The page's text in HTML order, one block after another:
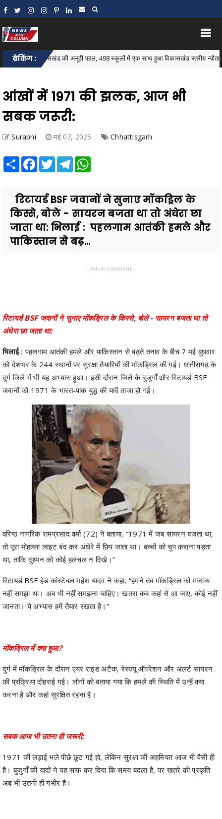
ब्रेकिंग :
विकासखंड की अनूठी पहल, 498 स्कूलों में एक साथ हुआ विकासखंड स्तरीय न्यौता भोज
आंखों में 1971 की झलक, आज भी
सबक जरूरी:
Surabhi मई 07, 2025 Chhattisgarh
Share Facebook
TwitterTelegram
रिटायर्ड BSF जवानों ने सुनाए मॉकड्रिल के
किस्से, बोले - सायरन बजता था तो अंधेरा छा
जाता था: भिलाई : पहलगाम आतंकी हमले और
पाकिस्तान से बढ़...
- Advertisement -
रिटायर्ड BSF जवानों ने सुनाए मॉकड्रिल के किस्से, बोले - सायरन बजता था तो
अंधेरा छा जाता था:
भिलाई :पहलगाम आतंकी हमले और पाकिस्तान से बढ़ते तनाव के बीच 7 मई बुधवार
को देशभर के 244 स्थानों पर सुरक्षा तैयारियों की मॉकड्रिल की गई। छत्तीसगढ़ के
दुर्ग जिले में भी यह अभ्यास हुआ। इसी दौरान जिले के बुजुर्गों और रिटायर्ड BSF
जवानों को 1971 के भारत-पाक युद्ध की यादें ताजा हो गईं।
वरिष्ठ नागरिक रामप्रसाद वर्मा (72) ने बताया, “1971 में जब सायरन बजता था,
तो पूरा मोहल्ला लाइट बंद कर अंधेरे में छिप जाता था। बच्चों को चुप कराना पड़ता
था, ताकि दुश्मन को कोई हलचल न दिखे।”
रिटायर्ड BSF हेड कांस्टेबल महेश यादव ने कहा, “हमने तब मॉकड्रिल को मजाक
नहीं समझा था। अब भी नहीं समझना चाहिए। खतरा कब कहां से आ जाए, कोई नहीं
जानता। ये अभ्यास हमें तैयार रखता है।”
मॉकड्रिल में क्या हुआ?
दुर्ग में मॉकड्रिल के दौरान एयर राइड अटैक, रेस्क्यू ऑपरेशन और अलर्ट सायरन
की प्रक्रिया दोहराई गई। लोगों को बताया गया कि हमले की स्थिति में उन्हें क्या
करना है और कहां सुरक्षित रहना है।
सबक आज भी उतना ही जरूरी:
1971 की लड़ाई भले पीछे छूट गई हो, लेकिन सुरक्षा की अहमियत आज भी वैसी ही
है। बुजुर्गों की यादों ने यह साफ कर दिया कि समय बदला है, पर खतरे की प्रकृति
अब भी उतनी ही गंभीर है।